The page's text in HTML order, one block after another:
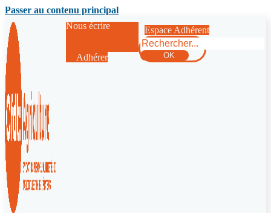
Passer au contenu principal
Nous écrire
Adhérer
Espace Adhérent
Rechercher
OK